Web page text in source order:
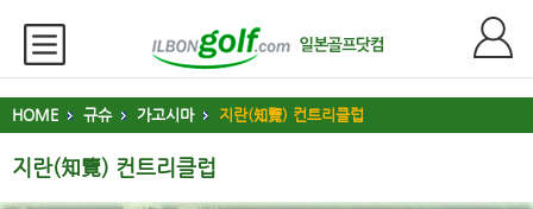
HOME 규슈 가고시마 지란(知覽) 컨트리클럽
지란(知覽) 컨트리클럽